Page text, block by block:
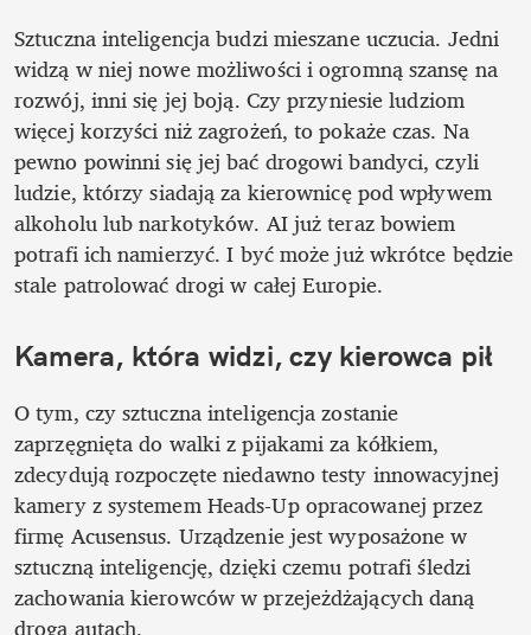
Sztuczna inteligencja budzi mieszane uczucia. Jedni
widzą w niej nowe możliwości i ogromną szansę na
rozwój, inni się jej boją. Czy przyniesie ludziom
więcej korzyści niż zagrożeń, to pokaże czas. Na
pewno powinni się jej bać drogowi bandyci, czyli
ludzie, którzy siadają za kierownicę pod wpływem
alkoholu lub narkotyków. AI już teraz bowiem
potrafi ich namierzyć. I być może już wkrótce będzie
stale patrolować drogi w całej Europie.
Kamera, która widzi, czy kierowca pił
O tym, czy sztuczna inteligencja zostanie
zaprzęgnięta do walki z pijakami za kółkiem,
zdecydują rozpoczęte niedawno testy innowacyjnej
kamery z systemem Heads-Up opracowanej przez
firmę Acusensus. Urządzenie jest wyposażone w
sztuczną inteligencję, dzięki czemu potrafi śledzi
zachowania kierowców w przejeżdżających daną
drogą autach.